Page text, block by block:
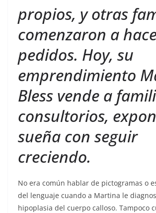
propios, y otras
comenzaron a
pedidos. Hoy, su
emprendimiento
Bless vende a
consultorios,
sueña con seguir
creciendo.
No era común hablar de pictogramas o
del lenguaje cuando a Martina le
hipoplasia del cuerpo calloso. Tampoco